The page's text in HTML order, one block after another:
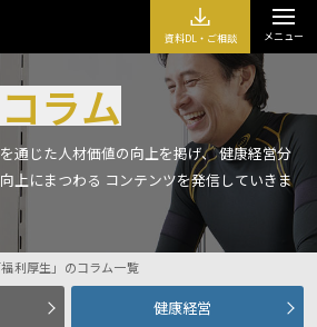
資料DL・ご相談 メニュー
ラム
通じた人材価値の向上を掲げ、健康経営分
上にまつわる コンテンツを発信していきま
福利厚生」のコラム一覧
健康経営